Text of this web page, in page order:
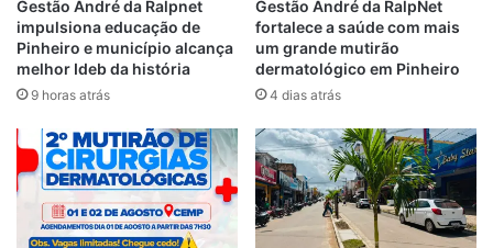
conteúdo teórico, serão abordados
conceitos ligados a rádio como: o que é
entrevista, roteiro, script, discussões sobre
parte prática, gravando campanhas, spots,
além de matérias com produções das
próprias rádios onde os profissionais já
trabalham”, explica Paulo Pellegrini.
Gestão André da Ralpnet
impulsiona educação de
Pinheiro e município alcança
melhor Ideb da história
9 horas atrás
Gestão André da RalpNet
fortalece a saúde com mais
um grande mutirão
dermatológico em Pinheiro
4 dias atrás